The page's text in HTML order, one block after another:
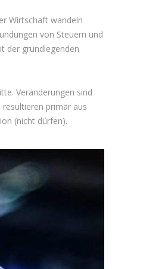
Wirtschaft wandeln
von Steuern und
der grundlegenden
Veränderungen sind
primär aus
(nicht dürfen).